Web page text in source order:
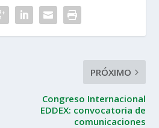
PRÓXIMO
Congreso Internacional
EDDEX: convocatoria de
comunicaciones